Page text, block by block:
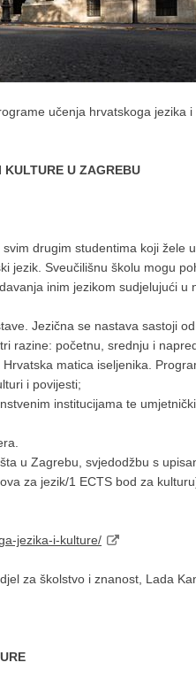
učenja hrvatskoga jezika
KULTURE U ZAGREBU
drugim studentima koji žele
jezik. Sveučilišnu školu mogu
inim jezikom sudjelujući u
Jezična se nastava sastoji
razine: početnu, srednju i
matica iseljenika.
i povijesti;
institucijama te
u Zagrebu, svjedodžbu s
za jezik/1 ECTS bod za
jezika-i-kulture/
za školstvo i znanost, Lada